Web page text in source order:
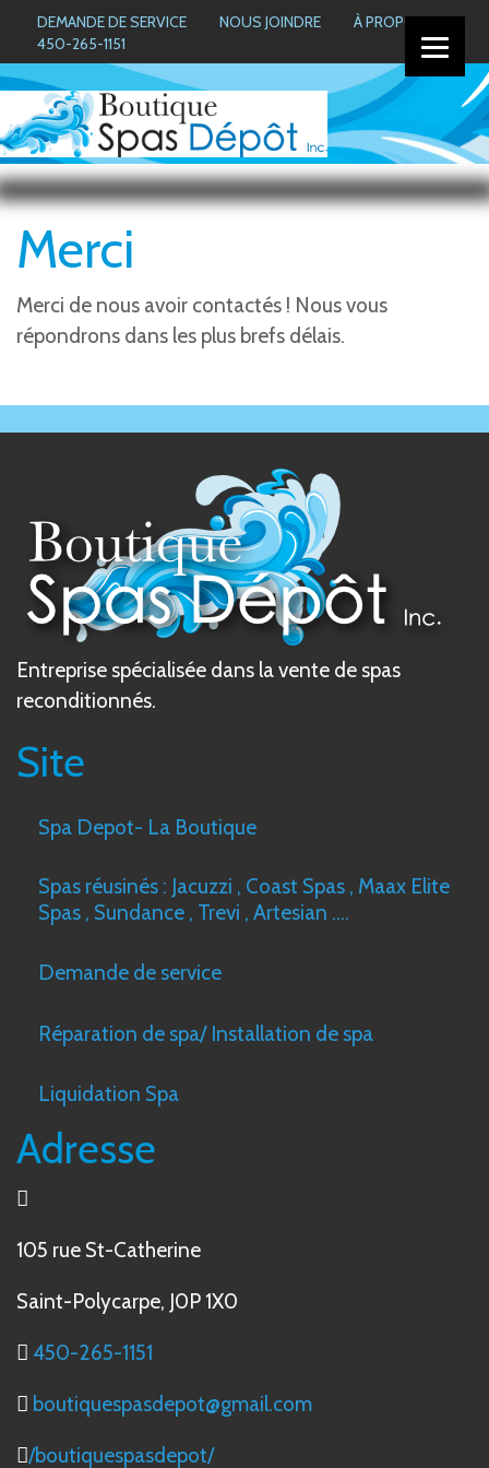
DEMANDE DE SERVICE NOUS JOINDRE
À PROPOS
450-265-1151
Merci
Merci de nous avoir contactés ! Nous vous
répondrons dans les plus brefs délais.
Entreprise spécialisée dans la vente de spas
reconditionnés.
Site
Spa Depot- La Boutique
Spas réusinés : Jacuzzi , Coast Spas , Maax Elite
Spas , Sundance , Trevi , Artesian ….
Demande de service
Réparation de spa/ Installation de spa
Liquidation Spa
Adresse
105 rue St-Catherine
Saint-Polycarpe, J0P 1X0
450-265-1151
boutiquespasdepot@gmail.com
/boutiquespasdepot/